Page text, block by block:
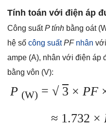
Tính toán với điện áp
Công suấtP tính bằng oát
hệ số công suấtPF nhân
ampe (A), nhân với điện áp
bằng vôn (V):
P (W) = √ 3 × PF
≈ 1.732 ×